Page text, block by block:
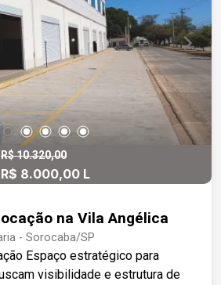
R$ 10.320,00
R$ 8.000,00 L
na Vila Angélica
- Sorocaba/SP
Espaço estratégico para
visibilidade e estrutura de